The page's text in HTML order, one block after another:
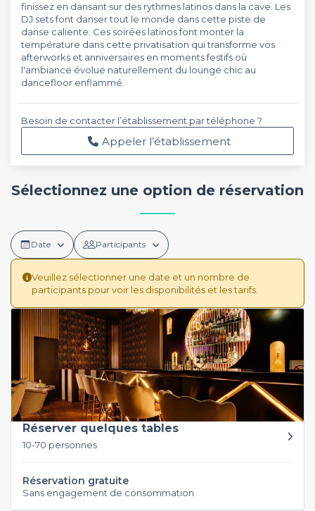
finissez en dansant sur des rythmes latinos dans la cave. Les
DJ sets font danser tout le monde dans cette piste de
danse caliente. Ces soirées latinos font monter la
température dans cette privatisation qui transforme vos
afterworks et anniversaires en moments festifs où
l'ambiance évolue naturellement du lounge chic au
dancefloor enflammé.
Besoin de contacter l’établissement par téléphone ?
Appeler l’établissement
Sélectionnez une option de réservation
Date Participants
Veuillez sélectionner une date et un nombre de
participants pour voir les disponibilités et les tarifs.
Réserver quelques tables
10-70 personnes
Réservation gratuite
Sans engagement de consommation